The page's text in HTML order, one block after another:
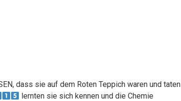
dass sie auf dem Roten Teppich waren und taten
lernten sie sich kennen und die Chemie